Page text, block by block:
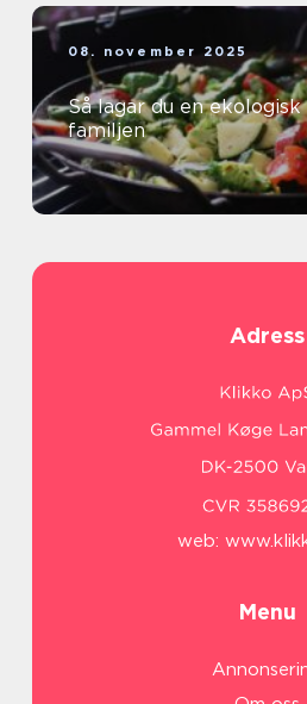
08. november 2025
Så lagar du en
familjen
Adress
web:
Menu